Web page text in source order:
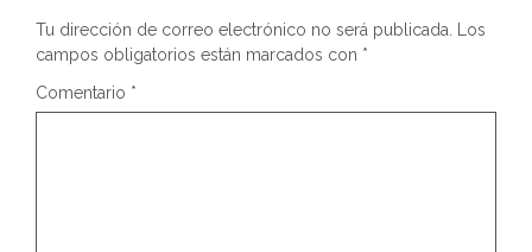
Tu dirección de correo electrónico no será publicada.
Los
campos obligatorios están marcados con *
Comentario *